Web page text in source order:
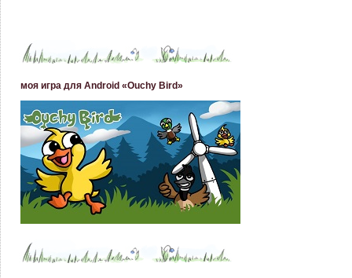
моя игра для Android «Ouchy Bird»